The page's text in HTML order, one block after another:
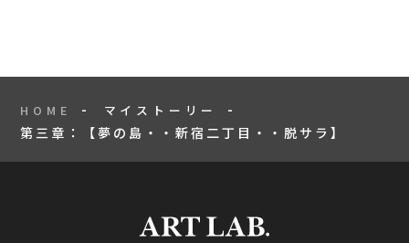
HOME マイストーリー
第三章：【夢の島・・新宿二丁目・・脱サラ】